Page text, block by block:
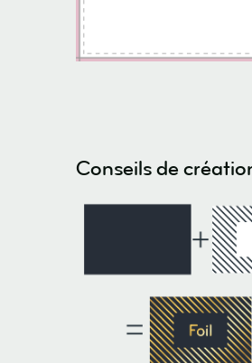
Conseils de